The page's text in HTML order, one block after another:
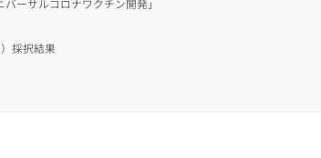
採択結果